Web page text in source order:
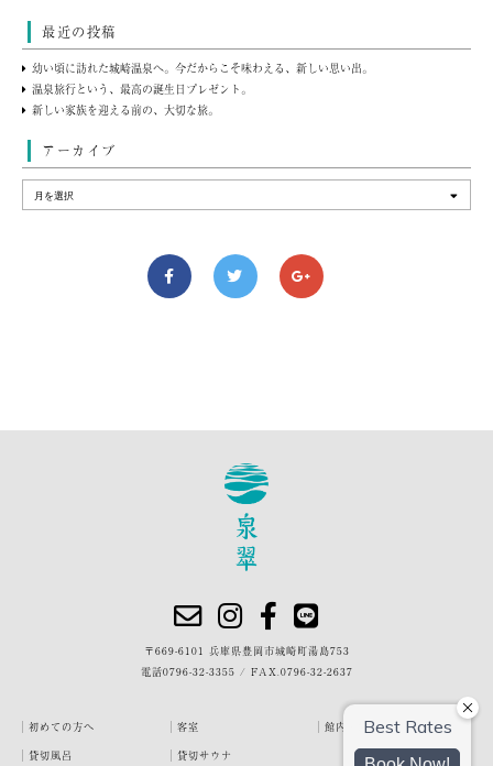
最近の投稿
幼い頃に訪れた城崎温泉へ。今だからこそ味わえる、新しい思い出。
温泉旅行という、最高の誕生日プレゼント。
新しい家族を迎える前の、大切な旅。
アーカイブ
〒669-6101 兵庫県豊岡市城崎町湯島753
電話0796-32-3355 / FAX.0796-32-2637
初めての方へ 客室
館内・施設
貸切風呂
貸切サウナ